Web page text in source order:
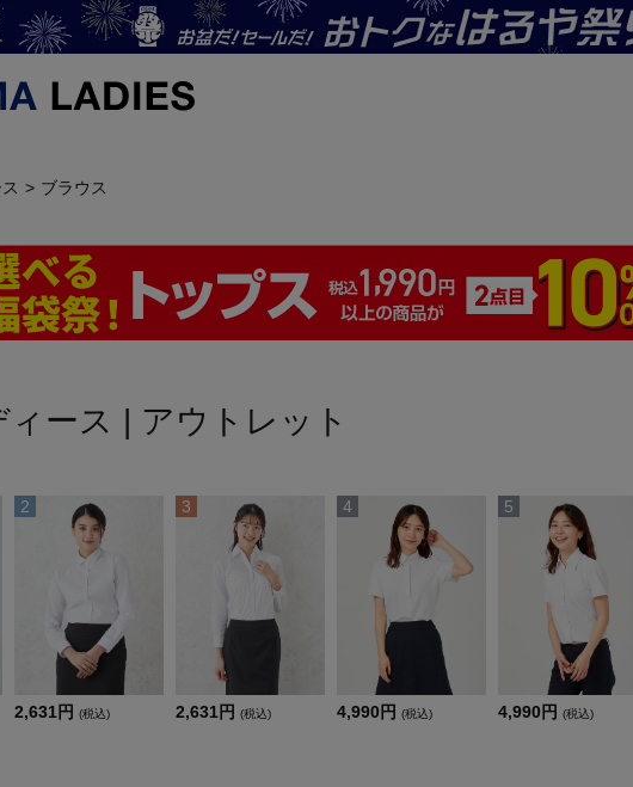
ブラウス
ース | アウトレット
2
2,631円 (税込)
3
2,631円 (税込)
4
4,990円 (税込)
5
4,990円 (税込)